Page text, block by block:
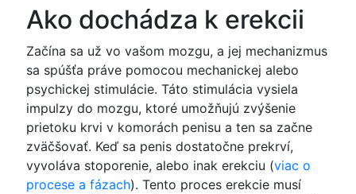
Ako dochádza k erekcii
Začína sa už vo vašom mozgu, a jej mechanizmus
sa spúšťa práve pomocou mechanickej alebo
psychickej stimulácie. Táto stimulácia vysiela
impulzy do mozgu, ktoré umožňujú zvýšenie
prietoku krvi v komorách penisu a ten sa začne
zväčšovať. Keď sa penis dostatočne prekrví,
vyvoláva stoporenie, alebo inak erekciu (viac o
procese a fázach). Tento proces erekcie musí